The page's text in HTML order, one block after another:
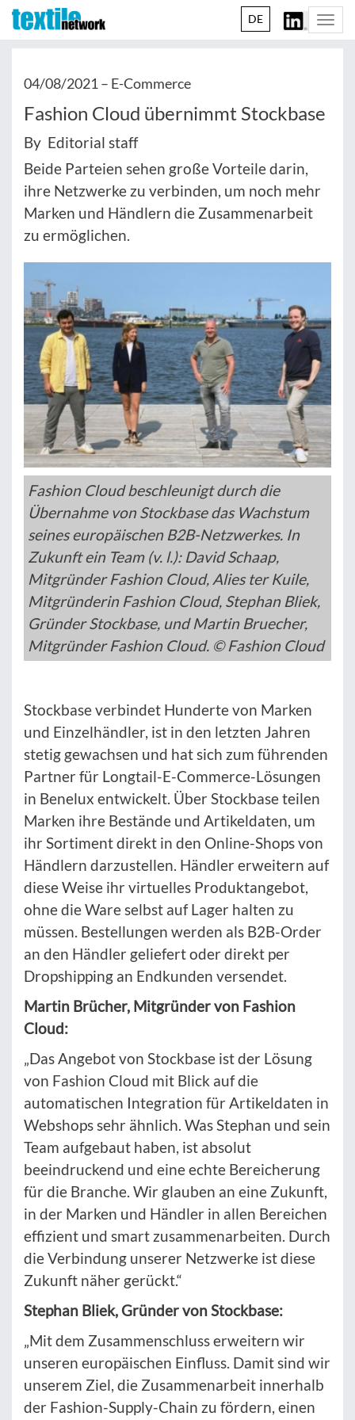
DE
04/08/2021 – E-Commerce
Fashion Cloud übernimmt Stockbase
By Editorial staff
Beide Parteien sehen große Vorteile darin,
ihre Netzwerke zu verbinden, um noch mehr
Marken und Händlern die Zusammenarbeit
zu ermöglichen.
Fashion Cloud beschleunigt durch die
Übernahme von Stockbase das Wachstum
seines europäischen B2B-Netzwerkes. In
Zukunft ein Team (v. l.): David Schaap,
Mitgründer Fashion Cloud, Alies ter Kuile,
Mitgründerin Fashion Cloud, Stephan Bliek,
Gründer Stockbase, und Martin Bruecher,
Mitgründer Fashion Cloud. © Fashion Cloud
Stockbase verbindet Hunderte von Marken
und Einzelhändler, ist in den letzten Jahren
stetig gewachsen und hat sich zum führenden
Partner für Longtail-E-Commerce-Lösungen
in Benelux entwickelt. Über Stockbase teilen
Marken ihre Bestände und Artikeldaten, um
ihr Sortiment direkt in den Online-Shops von
Händlern darzustellen. Händler erweitern auf
diese Weise ihr virtuelles Produktangebot,
ohne die Ware selbst auf Lager halten zu
müssen. Bestellungen werden als B2B-Order
an den Händler geliefert oder direkt per
Dropshipping an Endkunden versendet.
Martin Brücher, Mitgründer von Fashion
Cloud:
„Das Angebot von Stockbase ist der Lösung
von Fashion Cloud mit Blick auf die
automatischen Integration für Artikeldaten in
Webshops sehr ähnlich. Was Stephan und sein
Team aufgebaut haben, ist absolut
beeindruckend und eine echte Bereicherung
für die Branche. Wir glauben an eine Zukunft,
in der Marken und Händler in allen Bereichen
effizient und smart zusammenarbeiten. Durch
die Verbindung unserer Netzwerke ist diese
Zukunft näher gerückt.“
Stephan Bliek, Gründer von Stockbase:
„Mit dem Zusammenschluss erweitern wir
unseren europäischen Einfluss. Damit sind wir
unserem Ziel, die Zusammenarbeit innerhalb
der Fashion-Supply-Chain zu fördern, einen